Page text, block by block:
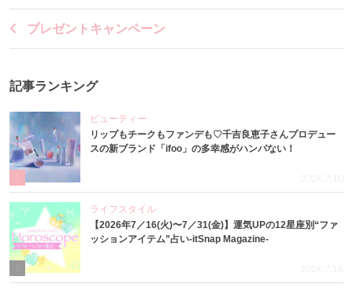
プレゼントキャンペーン
記事ランキング
ビューティー
リップもチークもファンデも♡千吉良恵子さんプロデュー
スの新ブランド「ifoo」の多幸感がハンパない！
2026.7.10
ライフスタイル
【2026年7／16(火)〜7／31(金)】運気UPの12星座別“ファ
ッションアイテム”占い-itSnap Magazine-
2026.7.16